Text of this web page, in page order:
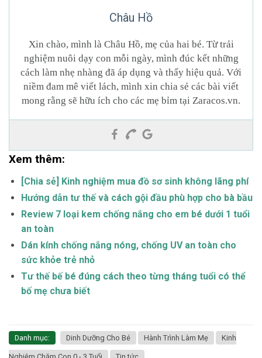
Châu Hồ
Xin chào, mình là Châu Hồ, mẹ của hai bé. Từ trải
nghiệm nuôi dạy con mỗi ngày, mình đúc kết những
cách làm nhẹ nhàng đã áp dụng và thấy hiệu quả. Với
niềm đam mê viết lách, mình xin chia sẻ các bài viết
mong rằng sẽ hữu ích cho các mẹ bỉm tại Zaracos.vn.
Xem thêm:
[Chia sẻ] Kinh nghiệm mua đồ sơ sinh không lãng phí
Hướng dẫn tư thế và cách gội đầu phù hợp cho bà bầu
Review 7 loại kem chống nắng cho em bé dưới 1 tuổi
an toàn
Dán kính chống nắng nóng, chống UV an toàn cho
sức khỏe trẻ nhỏ
Tư thế bế bé đúng cách theo từng tháng tuổi có thể
bố mẹ chưa biết
Danh mục: Dinh Dưỡng Cho Bé Hành Trình Làm Mẹ Kinh